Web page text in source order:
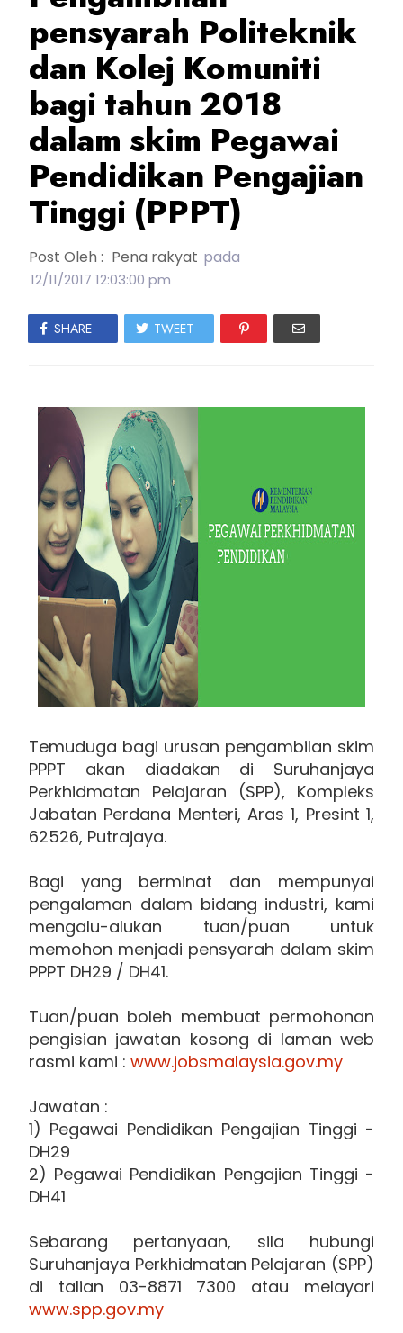
pensyarah Politeknik
dan Kolej Komuniti
bagi tahun 2018
dalam skim Pegawai
Pendidikan Pengajian
Tinggi (PPPT)
Post Oleh : Pena rakyat pada
12/11/2017 12:03:00 pm
SHARE TWEET
Temuduga bagi urusan pengambilan skim
PPPT akan diadakan di Suruhanjaya
Perkhidmatan Pelajaran (SPP), Kompleks
Jabatan Perdana Menteri, Aras 1, Presint 1,
62526, Putrajaya.
Bagi yang berminat dan mempunyai
pengalaman dalam bidang industri, kami
mengalu-alukan tuan/puan untuk
memohon menjadi pensyarah dalam skim
PPPT DH29 / DH41.
Tuan/puan boleh membuat permohonan
pengisian jawatan kosong di laman web
rasmi kami : www.jobsmalaysia.gov.my
Jawatan :
1) Pegawai Pendidikan Pengajian Tinggi -
DH29
2) Pegawai Pendidikan Pengajian Tinggi -
DH41
Sebarang pertanyaan, sila hubungi
Suruhanjaya Perkhidmatan Pelajaran (SPP)
di talian 03-8871 7300 atau melayari
www.spp.gov.my